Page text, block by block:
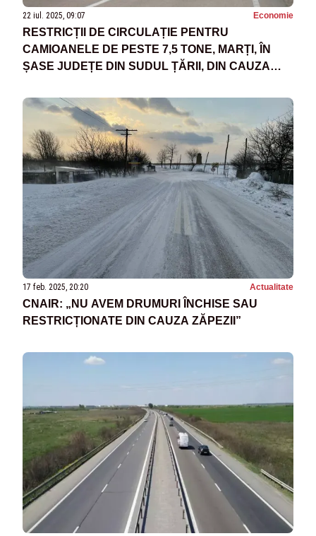
22 iul. 2025, 09:07 Economie
RESTRICȚII DE CIRCULAȚIE PENTRU
CAMIOANELE DE PESTE 7,5 TONE, MARȚI, ÎN
ȘASE JUDEȚE DIN SUDUL ȚĂRII, DIN CAUZA
17 feb. 2025, 20:20 Actualitate
CNAIR: „NU AVEM DRUMURI ÎNCHISE SAU
RESTRICȚIONATE DIN CAUZA ZĂPEZII”